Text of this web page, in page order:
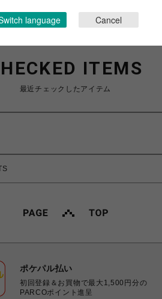
ITEMS
最近チェックしたアイテム
ポケパル払い
初回登録＆お買物で最大1,500円分の
PARCOポイント進呈
language Cancel